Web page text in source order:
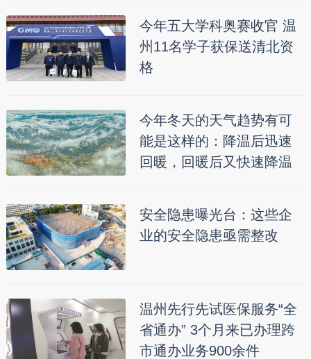
今年五大学科奥赛收官 温
州11名学子获保送清北资
格
今年冬天的天气趋势有可
能是这样的：降温后迅速
回暖，回暖后又快速降温
安全隐患曝光台：这些企
业的安全隐患亟需整改
温州先行先试医保服务“全
省通办” 3个月来已办理跨
市通办业务900余件